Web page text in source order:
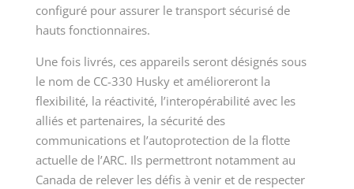
configuré pour assurer le transport sécurisé de
hauts fonctionnaires.
Une fois livrés, ces appareils seront désignés sous
le nom de CC-330 Husky et amélioreront la
flexibilité, la réactivité, l’interopérabilité avec les
alliés et partenaires, la sécurité des
communications et l’autoprotection de la flotte
actuelle de l’ARC. Ils permettront notamment au
Canada de relever les défis à venir et de respecter